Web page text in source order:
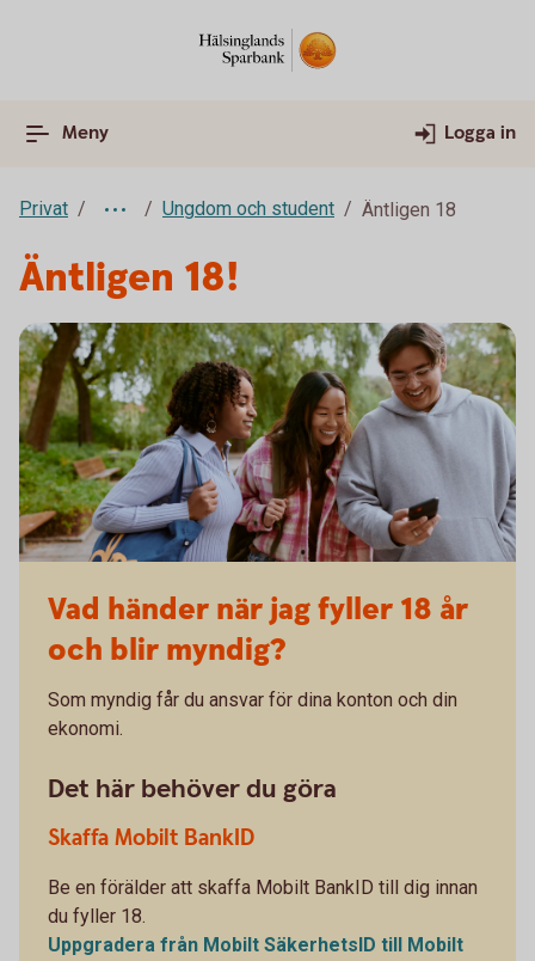
Meny Logga in
Privat Ungdom och student Äntligen 18
Äntligen 18!
Vad händer när jag fyller 18 år
och blir myndig?
Som myndig får du ansvar för dina konton och din
ekonomi.
Det här behöver du göra
Skaffa Mobilt BankID
Be en förälder att skaffa Mobilt BankID till dig innan
du fyller 18.
Uppgradera från Mobilt SäkerhetsID till Mobilt